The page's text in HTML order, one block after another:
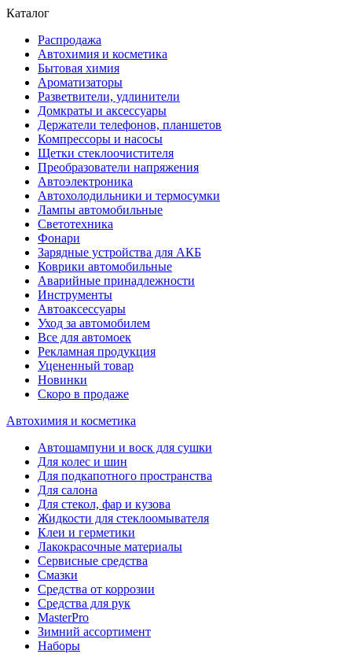
Каталог
Распродажа
Автохимия и косметика
Бытовая химия
Ароматизаторы
Разветвители, удлинители
Домкраты и аксессуары
Держатели телефонов, планшетов
Компрессоры и насосы
Щетки стеклоочистителя
Преобразователи напряжения
Автоэлектроника
Автохолодильники и термосумки
Лампы автомобильные
Светотехника
Фонари
Зарядные устройства для АКБ
Коврики автомобильные
Аварийные принадлежности
Инструменты
Автоаксессуары
Уход за автомобилем
Все для автомоек
Рекламная продукция
Уцененный товар
Новинки
Скоро в продаже
Автохимия и косметика
Автошампуни и воск для сушки
Для колес и шин
Для подкапотного пространства
Для салона
Для стекол, фар и кузова
Жидкости для стеклоомывателя
Клеи и герметики
Лакокрасочные материалы
Сервисные средства
Смазки
Средства от коррозии
Средства для рук
MasterPro
Зимний ассортимент
Наборы